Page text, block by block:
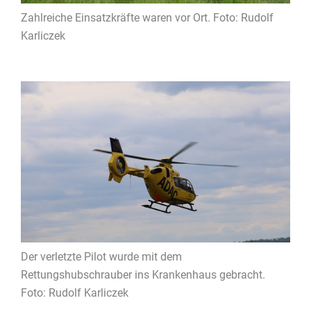
Zahlreiche Einsatzkräfte waren vor Ort. Foto: Rudolf
Karliczek
Der verletzte Pilot wurde mit dem
Rettungshubschrauber ins Krankenhaus gebracht.
Foto: Rudolf Karliczek